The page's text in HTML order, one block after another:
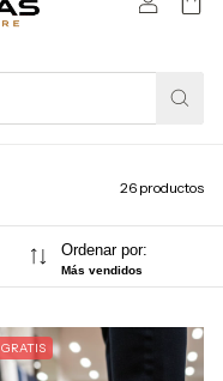
26 productos
Ordenar por:
Más vendidos
GRATIS